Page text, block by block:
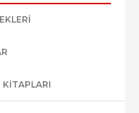
KITAPLARI